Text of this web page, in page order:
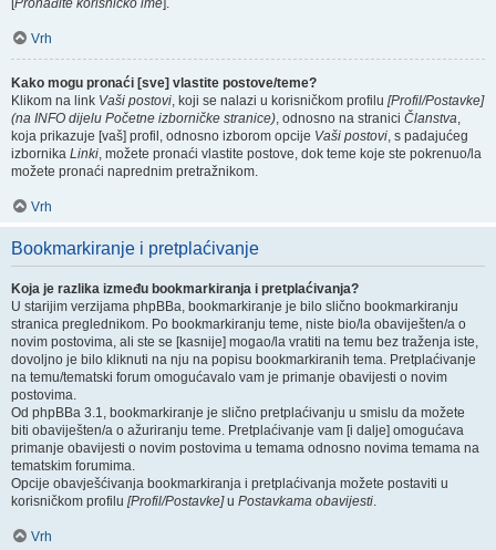
[Pronađite korisničko ime].
Vrh
Kako mogu pronaći [sve] vlastite postove/teme?
Klikom na link Vaši postovi, koji se nalazi u korisničkom profilu [Profil/Postavke]
(na INFO dijelu Početne izborničke stranice), odnosno na stranici Članstva,
koja prikazuje [vaš] profil, odnosno izborom opcije Vaši postovi, s padajućeg
izbornika Linki, možete pronaći vlastite postove, dok teme koje ste pokrenuo/la
možete pronaći naprednim pretražnikom.
Vrh
Bookmarkiranje i pretplaćivanje
Koja je razlika između bookmarkiranja i pretplaćivanja?
U starijim verzijama phpBBa, bookmarkiranje je bilo slično bookmarkiranju
stranica preglednikom. Po bookmarkiranju teme, niste bio/la obaviješten/a o
novim postovima, ali ste se [kasnije] mogao/la vratiti na temu bez traženja iste,
dovoljno je bilo kliknuti na nju na popisu bookmarkiranih tema. Pretplaćivanje
na temu/tematski forum omogućavalo vam je primanje obavijesti o novim
postovima.
Od phpBBa 3.1, bookmarkiranje je slično pretplaćivanju u smislu da možete
biti obaviješten/a o ažuriranju teme. Pretplaćivanje vam [i dalje] omogućava
primanje obavijesti o novim postovima u temama odnosno novima temama na
tematskim forumima.
Opcije obavješćivanja bookmarkiranja i pretplaćivanja možete postaviti u
korisničkom profilu [Profil/Postavke]u Postavkama obavijesti.
Vrh